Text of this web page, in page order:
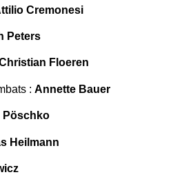
Cremonesi
Peters
Floeren
: Annette Bauer
Pöschko
Heilmann